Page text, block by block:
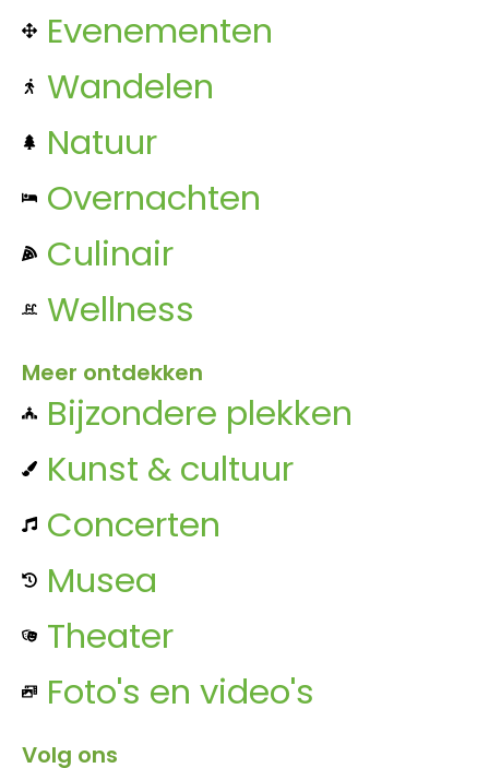
Evenementen
Wandelen
Natuur
Overnachten
Culinair
Wellness
Meer ontdekken
Bijzondere plekken
Kunst & cultuur
Concerten
Musea
Theater
Foto's en video's
Volg ons